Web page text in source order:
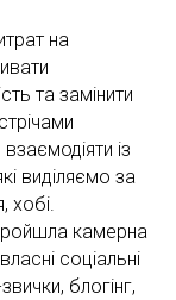
на
та замінити
із
виділяємо за
хобі.
камерна
соціальні
блогінг,